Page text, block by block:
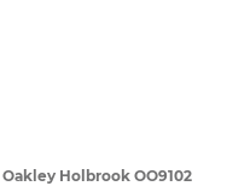
Oakley Holbrook OO9102